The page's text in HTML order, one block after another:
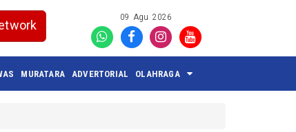
09 Agu 2026
MURATARA ADVERTORIAL OLAHRAGA